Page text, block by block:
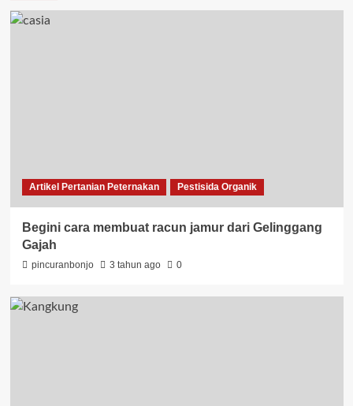
Artikel Pertanian Peternakan Pestisida Organik
Begini cara membuat racun jamur dari Gelinggang
Gajah
pincuranbonjo 3 tahun ago 0